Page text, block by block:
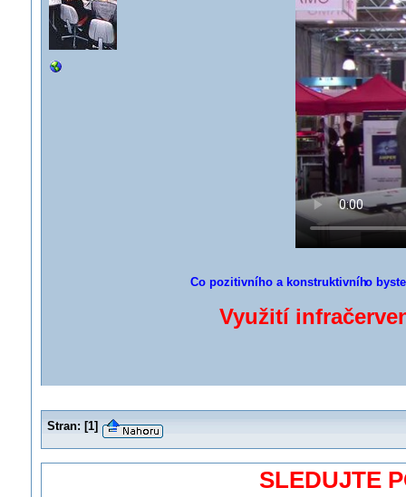
Co pozitivního a konstruktivního
Využití
Stran: [1]
SLEDUJTE